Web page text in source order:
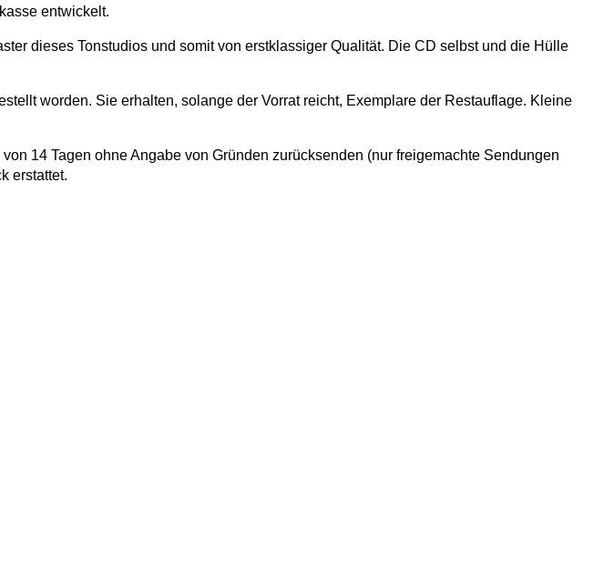
entwickelt.
dieses Tonstudios und somit von erstklassiger Qualität. Die CD selbst und die Hülle
worden. Sie erhalten, solange der Vorrat reicht, Exemplare der Restauflage. Kleine
14 Tagen ohne Angabe von Gründen zurücksenden (nur freigemachte Sendungen
erstattet.